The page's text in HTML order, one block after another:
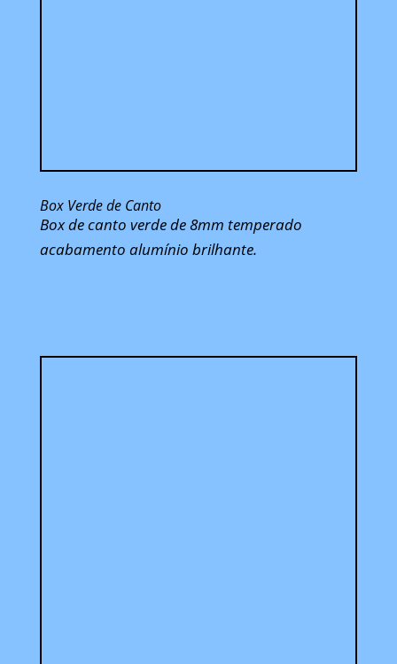
Box Verde de Canto
Box de canto verde de 8mm temperado
acabamento alumínio brilhante.